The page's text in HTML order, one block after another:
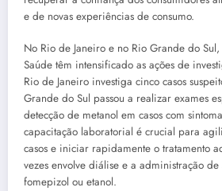
e de novas experiências de consumo.
No Rio de Janeiro e no Rio Grande do
Saúde têm intensificado as ações de
Rio de Janeiro investiga cinco casos
Grande do Sul passou a realizar exames
detecção de metanol em casos com
capacitação laboratorial é crucial para
casos e iniciar rapidamente o tratamento
vezes envolve diálise e a administração
fomepizol ou etanol.